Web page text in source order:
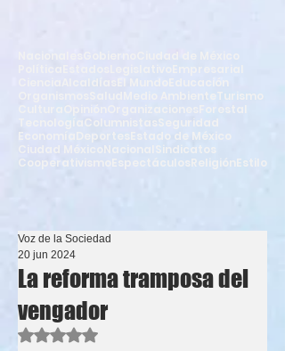
Ciudad de México
Educación
Medio AmbienteTurismo
Cultura
Organizaciones
Forestal
Tecnología Columnistas Seguridad
Economía
Deportes Estado de México
Ciudad México Nacional
Sindicatos
Cooperativismo
EspectáculosReligiónEstilo
La reforma tramposa del
vengador
Voz de la Sociedad
20 jun 2024
Obtuvo NaN de 5 estrellas.